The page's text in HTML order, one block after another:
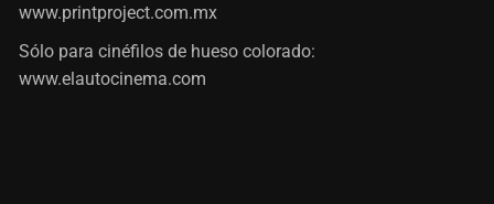
www.printproject.com.mx
Sólo para cinéfilos de hueso colorado:
www.elautocinema.com